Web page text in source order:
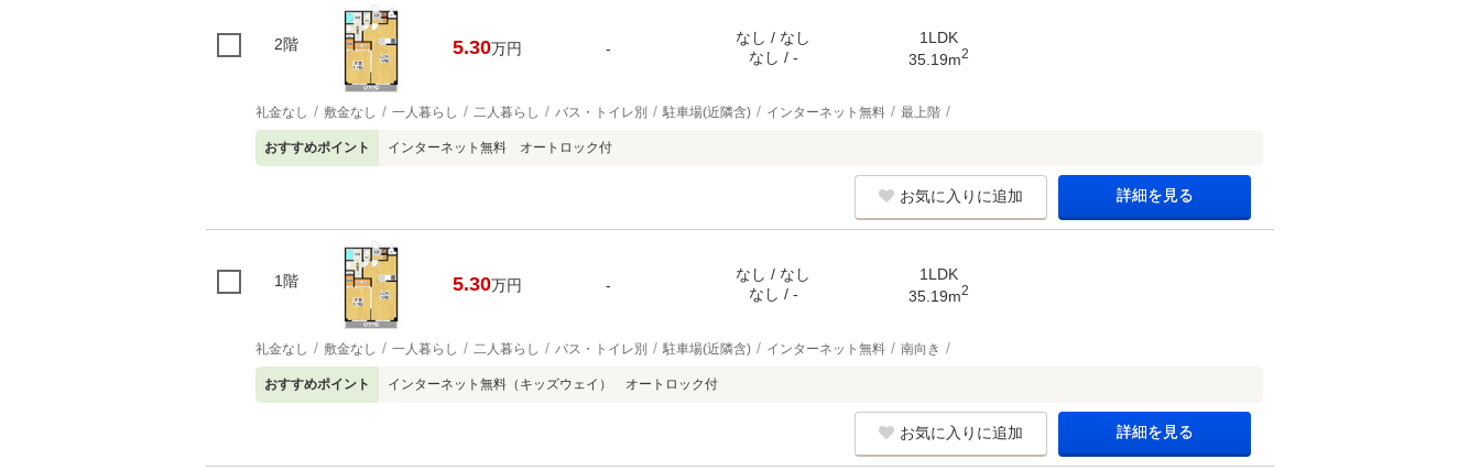
2階 5.30万円 -
なし / なし
なし / -
1LDK
35.19m2
礼金なし 敷金なし 一人暮らし 二人暮らし バス・トイレ別 駐車場(近隣含) インターネット無料 最上階
おすすめポイント インターネット無料 オートロック付
お気に入りに追加 詳細を見る
1階 5.30万円 -
なし / なし
なし / -
1LDK
35.19m2
礼金なし 敷金なし 一人暮らし 二人暮らし バス・トイレ別 駐車場(近隣含) インターネット無料 南向き
おすすめポイント インターネット無料（キッズウェイ） オートロック付
お気に入りに追加 詳細を見る